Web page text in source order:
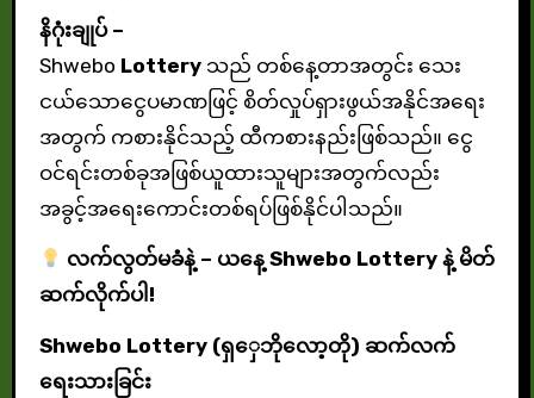
နိဂုံးချုပ် –
Shwebo Lotteryသည် တစ်နေ့တာအတွင်း သေး
ငယ်သောငွေပမာဏဖြင့် စိတ်လှုပ်ရှားဖွယ်အနိုင်အရေး
အတွက် ကစားနိုင်သည့် ထီကစားနည်းဖြစ်သည်။ ငွေ
ဝင်ရင်းတစ်ခုအဖြစ်ယူထားသူများအတွက်လည်း
အခွင့်အရေးကောင်းတစ်ရပ်ဖြစ်နိုင်ပါသည်။
လက်လွတ်မခံနဲ့ – ယနေ့ Shwebo Lotteryနဲ့ မိတ်
ဆက်လိုက်ပါ!
Shwebo Lottery(ရှှေဘိုလော့တို) ဆက်လက်
ရေးသားခြင်း